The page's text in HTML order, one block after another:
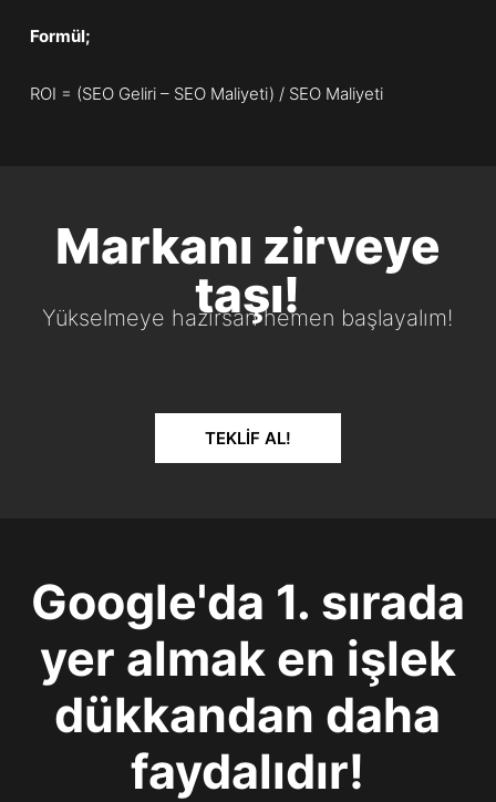
Formül;
ROI = (SEO Geliri – SEO Maliyeti) / SEO Maliyeti
Markanı zirveye
taşı!
Yükselmeye hazırsan hemen başlayalım!
TEKLIF AL!
Google'da 1. sırada
yer almak en işlek
dükkandan daha
faydalıdır!